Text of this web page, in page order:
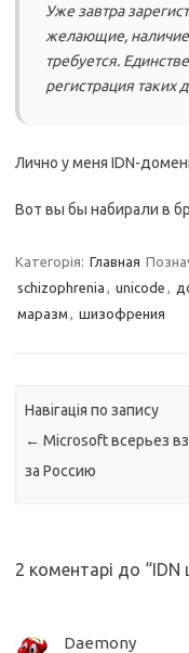
Уже завтра
желающие, наличие
требуется.
регистрация таких
Лично у меня IDN-
Вот вы бы набирали в
Категорія: Главная
schizophrenia , unicode ,
маразм , шизофрения
Навігація по запису
← Microsoft всерьез
за Россию
2 коментарі до “IDN
Daemony